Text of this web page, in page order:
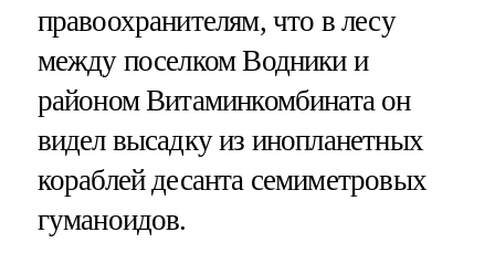
правоохранителям, что в лесу
между поселком Водники и
районом Витаминкомбината он
видел высадку из инопланетных
кораблей десанта семиметровых
гуманоидов.